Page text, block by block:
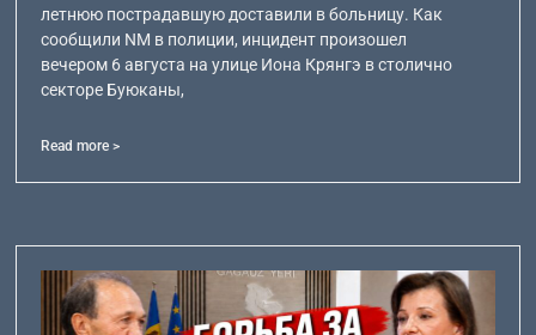
летнюю пострадавшую доставили в больницу. Как
сообщили NM в полиции, инцидент произошел
вечером 6 августа на улице Иона Крянгэ в столично
секторе Буюканы,
Read more >